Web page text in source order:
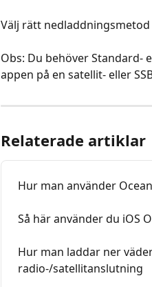
Välj rätt
Obs: Du behöver Standard-
appen på en satellit- eller
Relaterade artiklar
Hur man använder
Så här använder du iOS
Hur man laddar ner
radio-/satellitanslutning